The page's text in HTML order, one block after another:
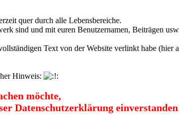
quer durch alle Lebensbereiche.
sind und mit euren Benutzernamen, Beiträgen
Text von der Website verlinkt habe (hier
Hinweis:
möchte,
Datenschutzerklärung